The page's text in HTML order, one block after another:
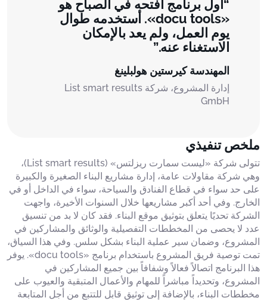
أول برنامج أفتحه في الصباح هو
«docu tools». أستخدمه طوال
يوم العمل، ولم يعد بالإمكان
الاستغناء عنه.
المهندسة كيرستين هولبلينغ
إدارة المشروع، شركة List smart results
GmbH
ملخص تنفيذي
تتولى شركة «ليست سمارت ريزلتس» (List smart results)،
وهي شركة مقاولات عامة، إدارة مشاريع البناء الصغيرة والكبيرة
على حد سواء في قطاع الفنادق والسياحة، سواء في الداخل أو في
الخارج. وفي أحد أكبر مشاريعها خلال السنوات الأخيرة، واجهت
الشركة تحديًا يتعلق بتوثيق موقع البناء. فقد كان لا بد من تنسيق
عدد لا يحصى من المخططات التفصيلية والوثائق والمشاركين في
المشروع، وضمان سير عملية البناء بشكل سلس. وفي هذا السياق،
تمت توصية فريق المشروع باستخدام برنامج «docu tools». يوفر
هذا البرنامج اتصالاً فعالاً وشفافاً بين جميع المشاركين في
المشروع، وتحديداً مباشراً للمهام والأعمال المتبقية والعيوب على
مخططات البناء، بالإضافة إلى توثيق قابل للتتبع من أجل المتابعة